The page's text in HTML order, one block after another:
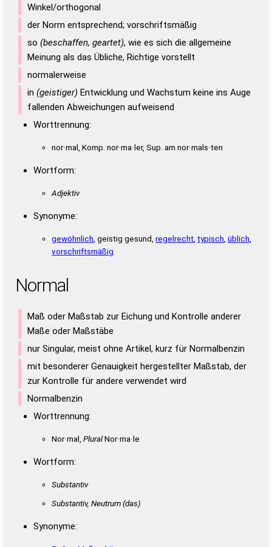
Winkel/orthogonal
der Norm entsprechend; vorschriftsmäßig
so (beschaffen, geartet), wie es sich die allgemeine
Meinung als das Übliche, Richtige vorstellt
normalerweise
in (geistiger) Entwicklung und Wachstum keine ins Auge
fallenden Abweichungen aufweisend
Worttrennung:
nor·mal, Komp. nor·ma·ler, Sup. am nor·mals·ten
Wortform:
Adjektiv
Synonyme:
gewöhnlich , geistig gesund, regelrecht typisch üblich
vorschriftsmäßig
Normal
Maß oder Maßstab zur Eichung und Kontrolle anderer
Maße oder Maßstäbe
nur Singular, meist ohne Artikel, kurz für Normalbenzin
mit besonderer Genauigkeit hergestellter Maßstab, der
zur Kontrolle für andere verwendet wird
Normalbenzin
Worttrennung:
Nor·mal, PluralNor·ma·le
Wortform:
Substantiv
Substantiv, Neutrum(das)
Synonyme: